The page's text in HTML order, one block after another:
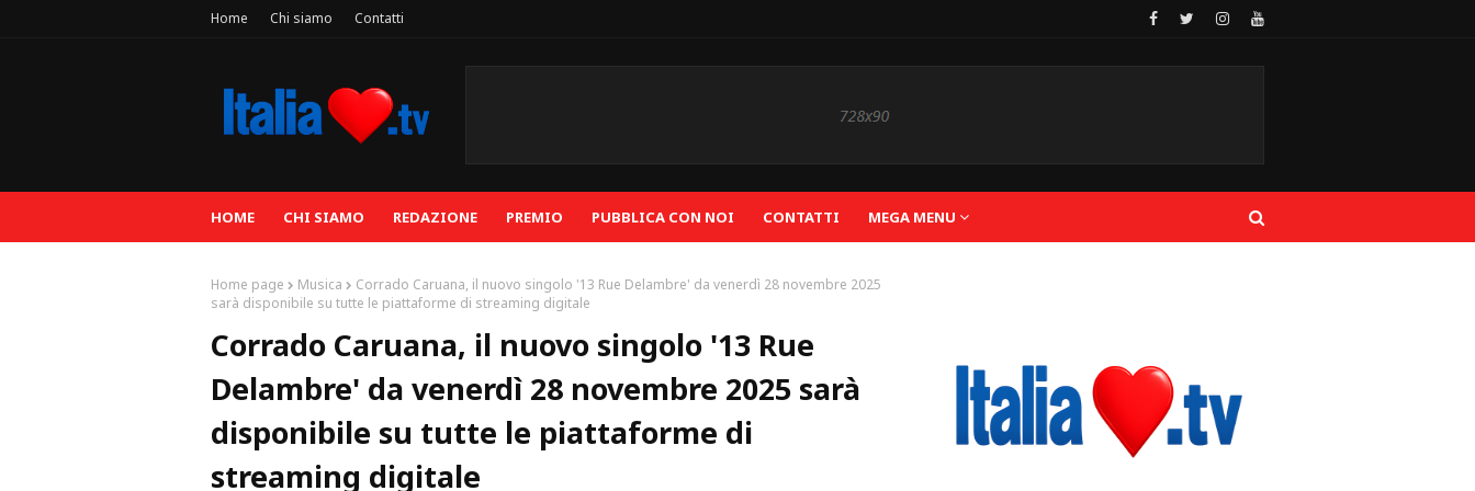
Home Chi siamo Contatti
HOME CHI SIAMO REDAZIONE PREMIO PUBBLICA CON NOI CONTATTI MEGA MENU
Home page Musica
Corrado Caruana, il nuovo singolo '13 Rue Delambre' da venerdì 28 novembre 2025
sarà disponibile su tutte le piattaforme di streaming digitale
Corrado Caruana, il nuovo singolo '13 Rue
Delambre' da venerdì 28 novembre 2025 sarà
disponibile su tutte le piattaforme di
streaming digitale